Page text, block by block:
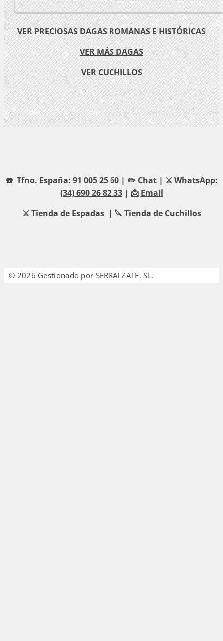
VER PRECIOSAS DAGAS ROMANAS E HISTÓRICAS
VER MÁS DAGAS
VER CUCHILLOS
☎️ Tfno. España: 91 005 25 60 | ✏️ Chat| ⚔️ WhatsApp:
(34) 690 26 82 33| 📩 Email
⚔️ Tienda de Espadas| 🔪 Tienda de Cuchillos
© 2026 Gestionado por SERRALZATE, SL.